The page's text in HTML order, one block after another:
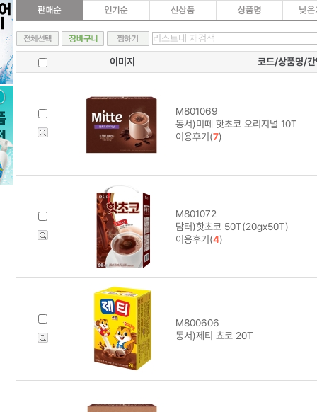
이미지 코드/상품명/간
M801069
동서)미떼 핫초코 오리지널 10T
이용후기(7)
M801072
담터)핫초코 50T(20gx50T)
이용후기(4)
M800606
동서)제티 쵸코 20T